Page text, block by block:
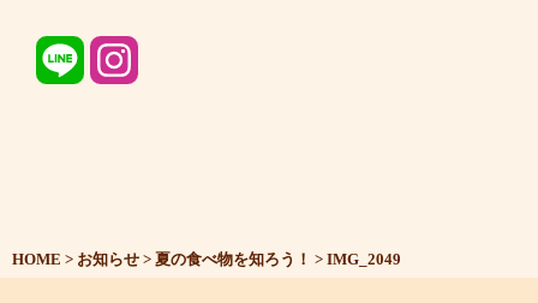
HOME > お知らせ > 夏の食べ物を知ろう！ > IMG_2049